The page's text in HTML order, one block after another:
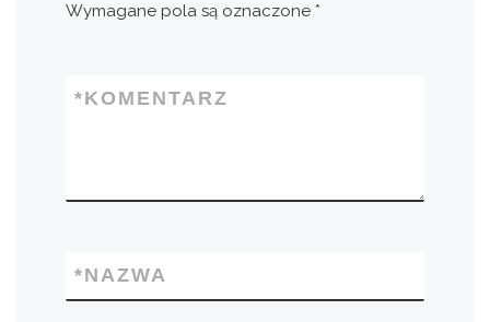
Wymagane pola są oznaczone *
KOMENTARZ
*
NAZWA
*